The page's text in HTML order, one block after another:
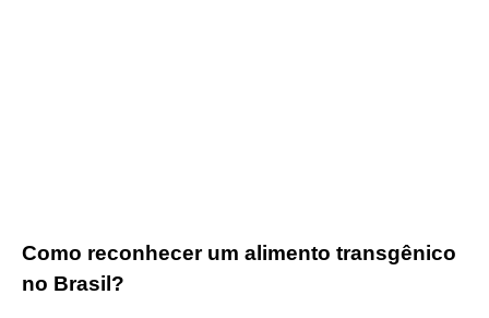
Como reconhecer um alimento transgênico
no Brasil?